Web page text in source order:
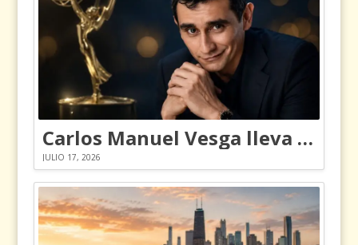
Carlos Manuel Vesga lleva el nombre de Colombia a los Emmy
JULIO 17, 2026